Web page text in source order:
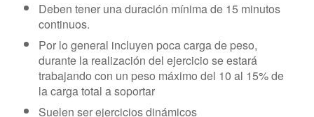
Deben tener una duración mínima de 15 minutos
continuos.
Por lo general incluyen poca carga de peso,
durante la realización del ejercicio se estará
trabajando con un peso máximo del 10 al 15% de
la carga total a soportar
Suelen ser ejercicios dinámicos